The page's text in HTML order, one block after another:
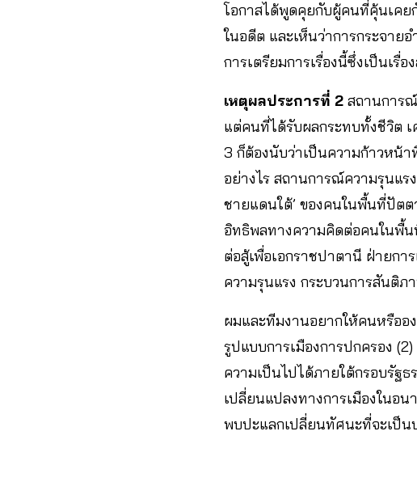
โอกาสได้พูดคุยกับผู้คนที่คุ้นเคย
ในอดีต และเห็นว่าการกระจาย
การเตรียมการเรื่องนี้ซึ่งเป็นเรื่อ
เหตุผลประการที่ 2 สถานการ
แต่คนที่ได้รับผลกระทบทั้งชีวิต
3 ก็ต้องนับว่าเป็นความก้าวหน้า
อย่างไร สถานการณ์ความรุนแร
ชายแดนใต้’ ของคนในพื้นที่ปัตต
อิทธิพลทางความคิดต่อคนในพื้น
ต่อสู้เพื่อเอกราชปาตานี ฝ่ายกา
ความรุนแรง กระบวนการสันติภ
ผมและทีมงานอยากให้คนหรืออ
รูปแบบการเมืองการปกครอง
ความเป็นไปได้ภายใต้กรอบรัฐ
เปลี่ยนแปลงทางการเมืองในอ
พบปะแลกเปลี่ยนทัศนะที่จะเป็